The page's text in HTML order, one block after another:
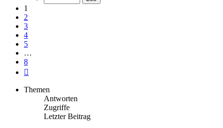
1
2
3
4
5
…
8
Themen
Antworten
Zugriffe
Letzter Beitrag